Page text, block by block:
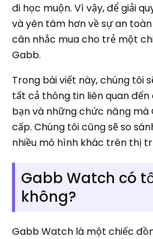
đi học muộn. Vì vậy, để giải
và yên tâm hơn về sự an
cân nhắc mua cho trẻ một
Gabb.
Trong bài viết này, chúng tôi
tất cả thông tin liên quan
bạn và những chức năng
cấp. Chúng tôi cũng sẽ so
nhiều mô hình khác trên thị
Gabb Watch có
không?
Gabb Watch là một chiếc